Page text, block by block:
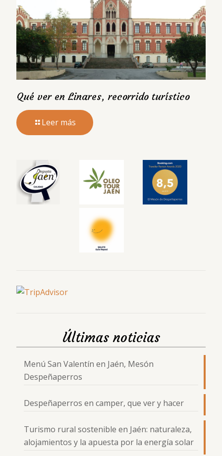
Qué ver en Linares, recorrido turístico
Leer más
Últimas noticias
Menú San Valentín en Jaén, Mesón
Despeñaperros
Despeñaperros en camper, que ver y hacer
Turismo rural sostenible en Jaén: naturaleza,
alojamientos y la apuesta por la energía solar